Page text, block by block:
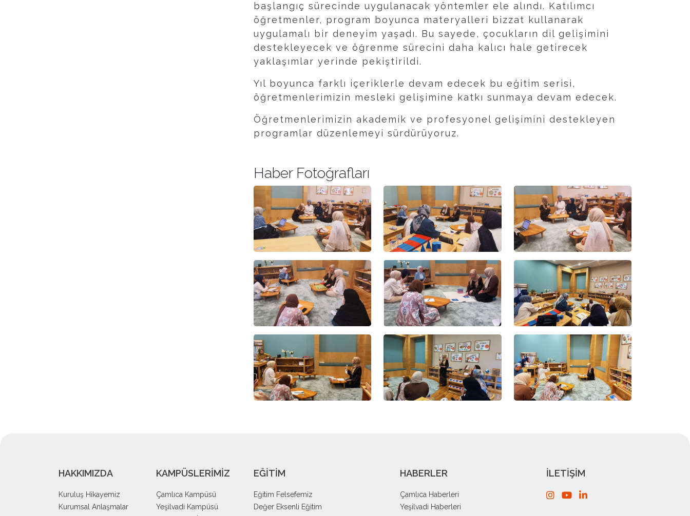
başlangıç sürecinde uygulanacak yöntemler ele alındı. Katılımcı
öğretmenler, program boyunca materyalleri bizzat kullanarak
uygulamalı bir deneyim yaşadı. Bu sayede, çocukların dil gelişimini
destekleyecek ve öğrenme sürecini daha kalıcı hale getirecek
yaklaşımlar yerinde pekiştirildi.
Yıl boyunca farklı içeriklerle devam edecek bu eğitim serisi,
öğretmenlerimizin mesleki gelişimine katkı sunmaya devam edecek.
Öğretmenlerimizin akademik ve profesyonel gelişimini destekleyen
programlar düzenlemeyi sürdürüyoruz.
Haber Fotoğrafları
HAKKIMIZDA
Kuruluş Hikayemiz
Kurumsal Anlaşmalar
KAMPÜSLERİMİZ
Çamlıca Kampüsü
Yeşilvadi Kampüsü
EĞİTİM
Eğitim Felsefemiz
Değer Eksenli Eğitim
HABERLER
Çamlıca Haberleri
Yeşilvadi Haberleri
İLETİŞİM